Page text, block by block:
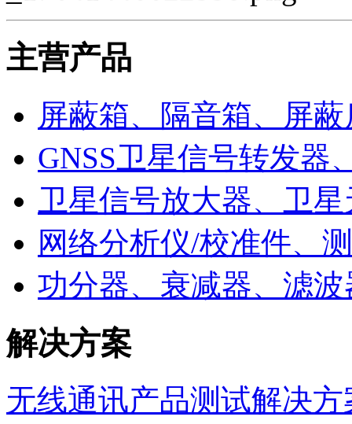
主营产品
屏蔽箱、隔音箱、屏
GNSS卫星信号转发器
卫星信号放大器、卫
网络分析仪/校准件、
功分器、衰减器、滤
解决方案
无线通讯产品测试解决方